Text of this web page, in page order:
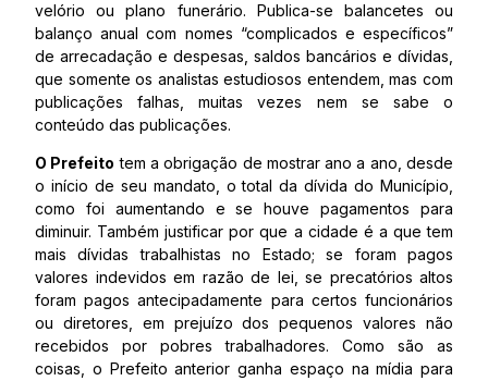
velório ou plano funerário. Publica-se balancetes ou
balanço anual com nomes “complicados e específicos”
de arrecadação e despesas, saldos bancários e dívidas,
que somente os analistas estudiosos entendem, mas com
publicações falhas, muitas vezes nem se sabe o
conteúdo das publicações.
O Prefeito tem a obrigação de mostrar ano a ano, desde
o início de seu mandato, o total da dívida do Município,
como foi aumentando e se houve pagamentos para
diminuir. Também justificar por que a cidade é a que tem
mais dívidas trabalhistas no Estado; se foram pagos
valores indevidos em razão de lei, se precatórios altos
foram pagos antecipadamente para certos funcionários
ou diretores, em prejuízo dos pequenos valores não
recebidos por pobres trabalhadores. Como são as
coisas, o Prefeito anterior ganha espaço na mídia para